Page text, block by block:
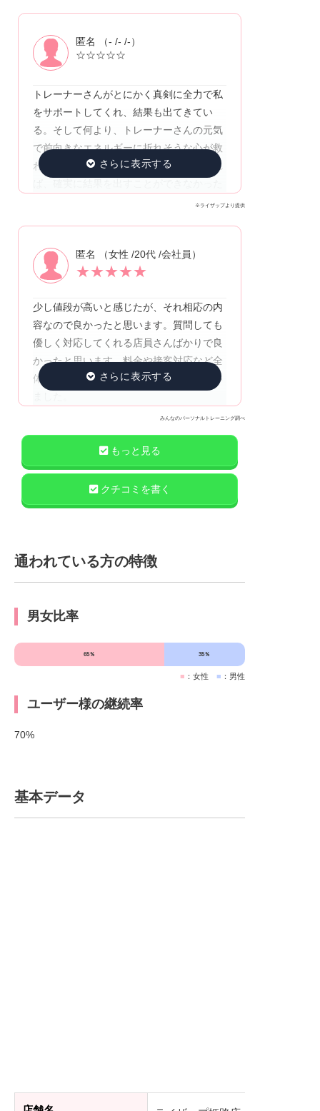
匿名 （- /- /-）
☆☆☆☆☆
トレーナーさんがとにかく真剣に全力で私
をサポートしてくれ、結果も出てきてい
る。そして何より、トレーナーさんの元気
で前向きなエネルギーに折れそうな心が救
われて、頑張り続けられている！いなけれ
※ライザップより提供
匿名 （女性 /20代 /会社員）
★★★★★
少し値段が高いと感じたが、それ相応の内
容なので良かったと思います。質問しても
優しく対応してくれる店員さんばかりで良
かったと思います。料金や接客対応など全
体的に、総合して判断して良かったと思い
みんなのパーソナルトレーニング調べ
もっと見る
クチコミを書く
通われている方の特徴
男女比率
65％ 35％
■ ：女性 ■ ：男性
ユーザー様の継続率
70%
基本データ